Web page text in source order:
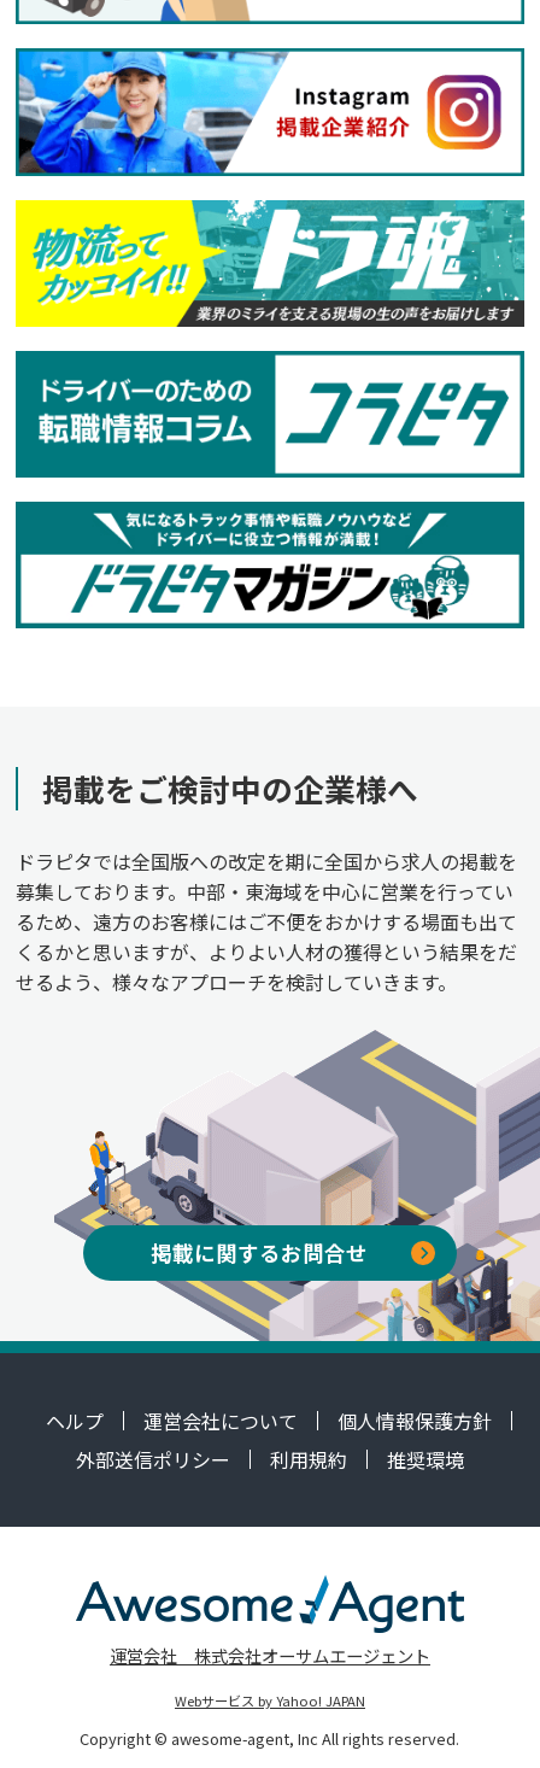
掲載をご検討中の企業様へ
ドラピタでは全国版への改定を期に全国から求人の掲載を
募集しております。中部・東海域を中心に営業を行ってい
るため、遠方のお客様にはご不便をおかけする場面も出て
くるかと思いますが、よりよい人材の獲得という結果をだ
せるよう、様々なアプローチを検討していきます。
掲載に関するお問合せ
ヘルプ 運営会社について
個人情報保護方針
外部送信ポリシー
利用規約 推奨環境
運営会社 株式会社オーサムエージェント
Webサービス by Yahoo! JAPAN
Copyright © awesome-agent, Inc All rights reserved.